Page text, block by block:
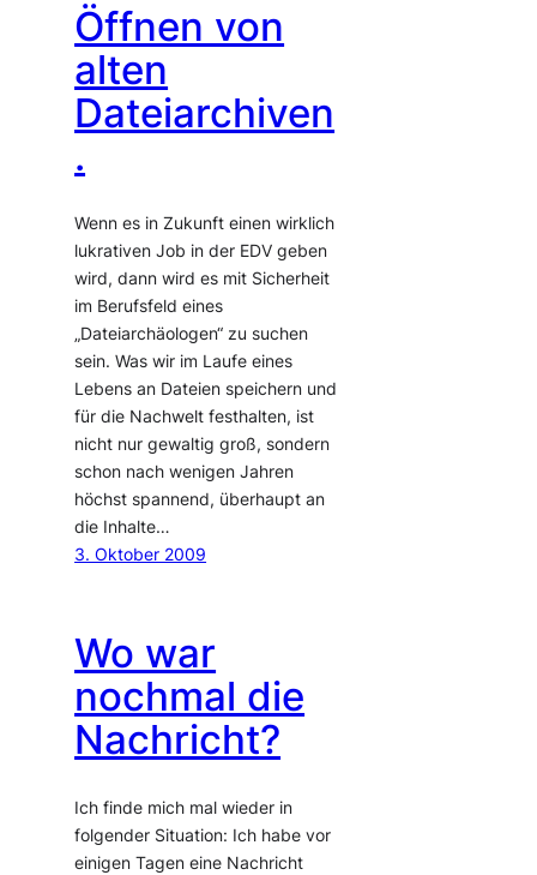
Öffnen von
alten
Dateiarchiven
.
Wenn es in Zukunft einen wirklich
lukrativen Job in der EDV geben
wird, dann wird es mit Sicherheit
im Berufsfeld eines
„Dateiarchäologen“ zu suchen
sein. Was wir im Laufe eines
Lebens an Dateien speichern und
für die Nachwelt festhalten, ist
nicht nur gewaltig groß, sondern
schon nach wenigen Jahren
höchst spannend, überhaupt an
die Inhalte…
3. Oktober 2009
Wo war
nochmal die
Nachricht?
Ich finde mich mal wieder in
folgender Situation: Ich habe vor
einigen Tagen eine Nachricht